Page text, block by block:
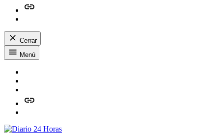
issuu
Cerrar
Saltar
al
Menú
issuu